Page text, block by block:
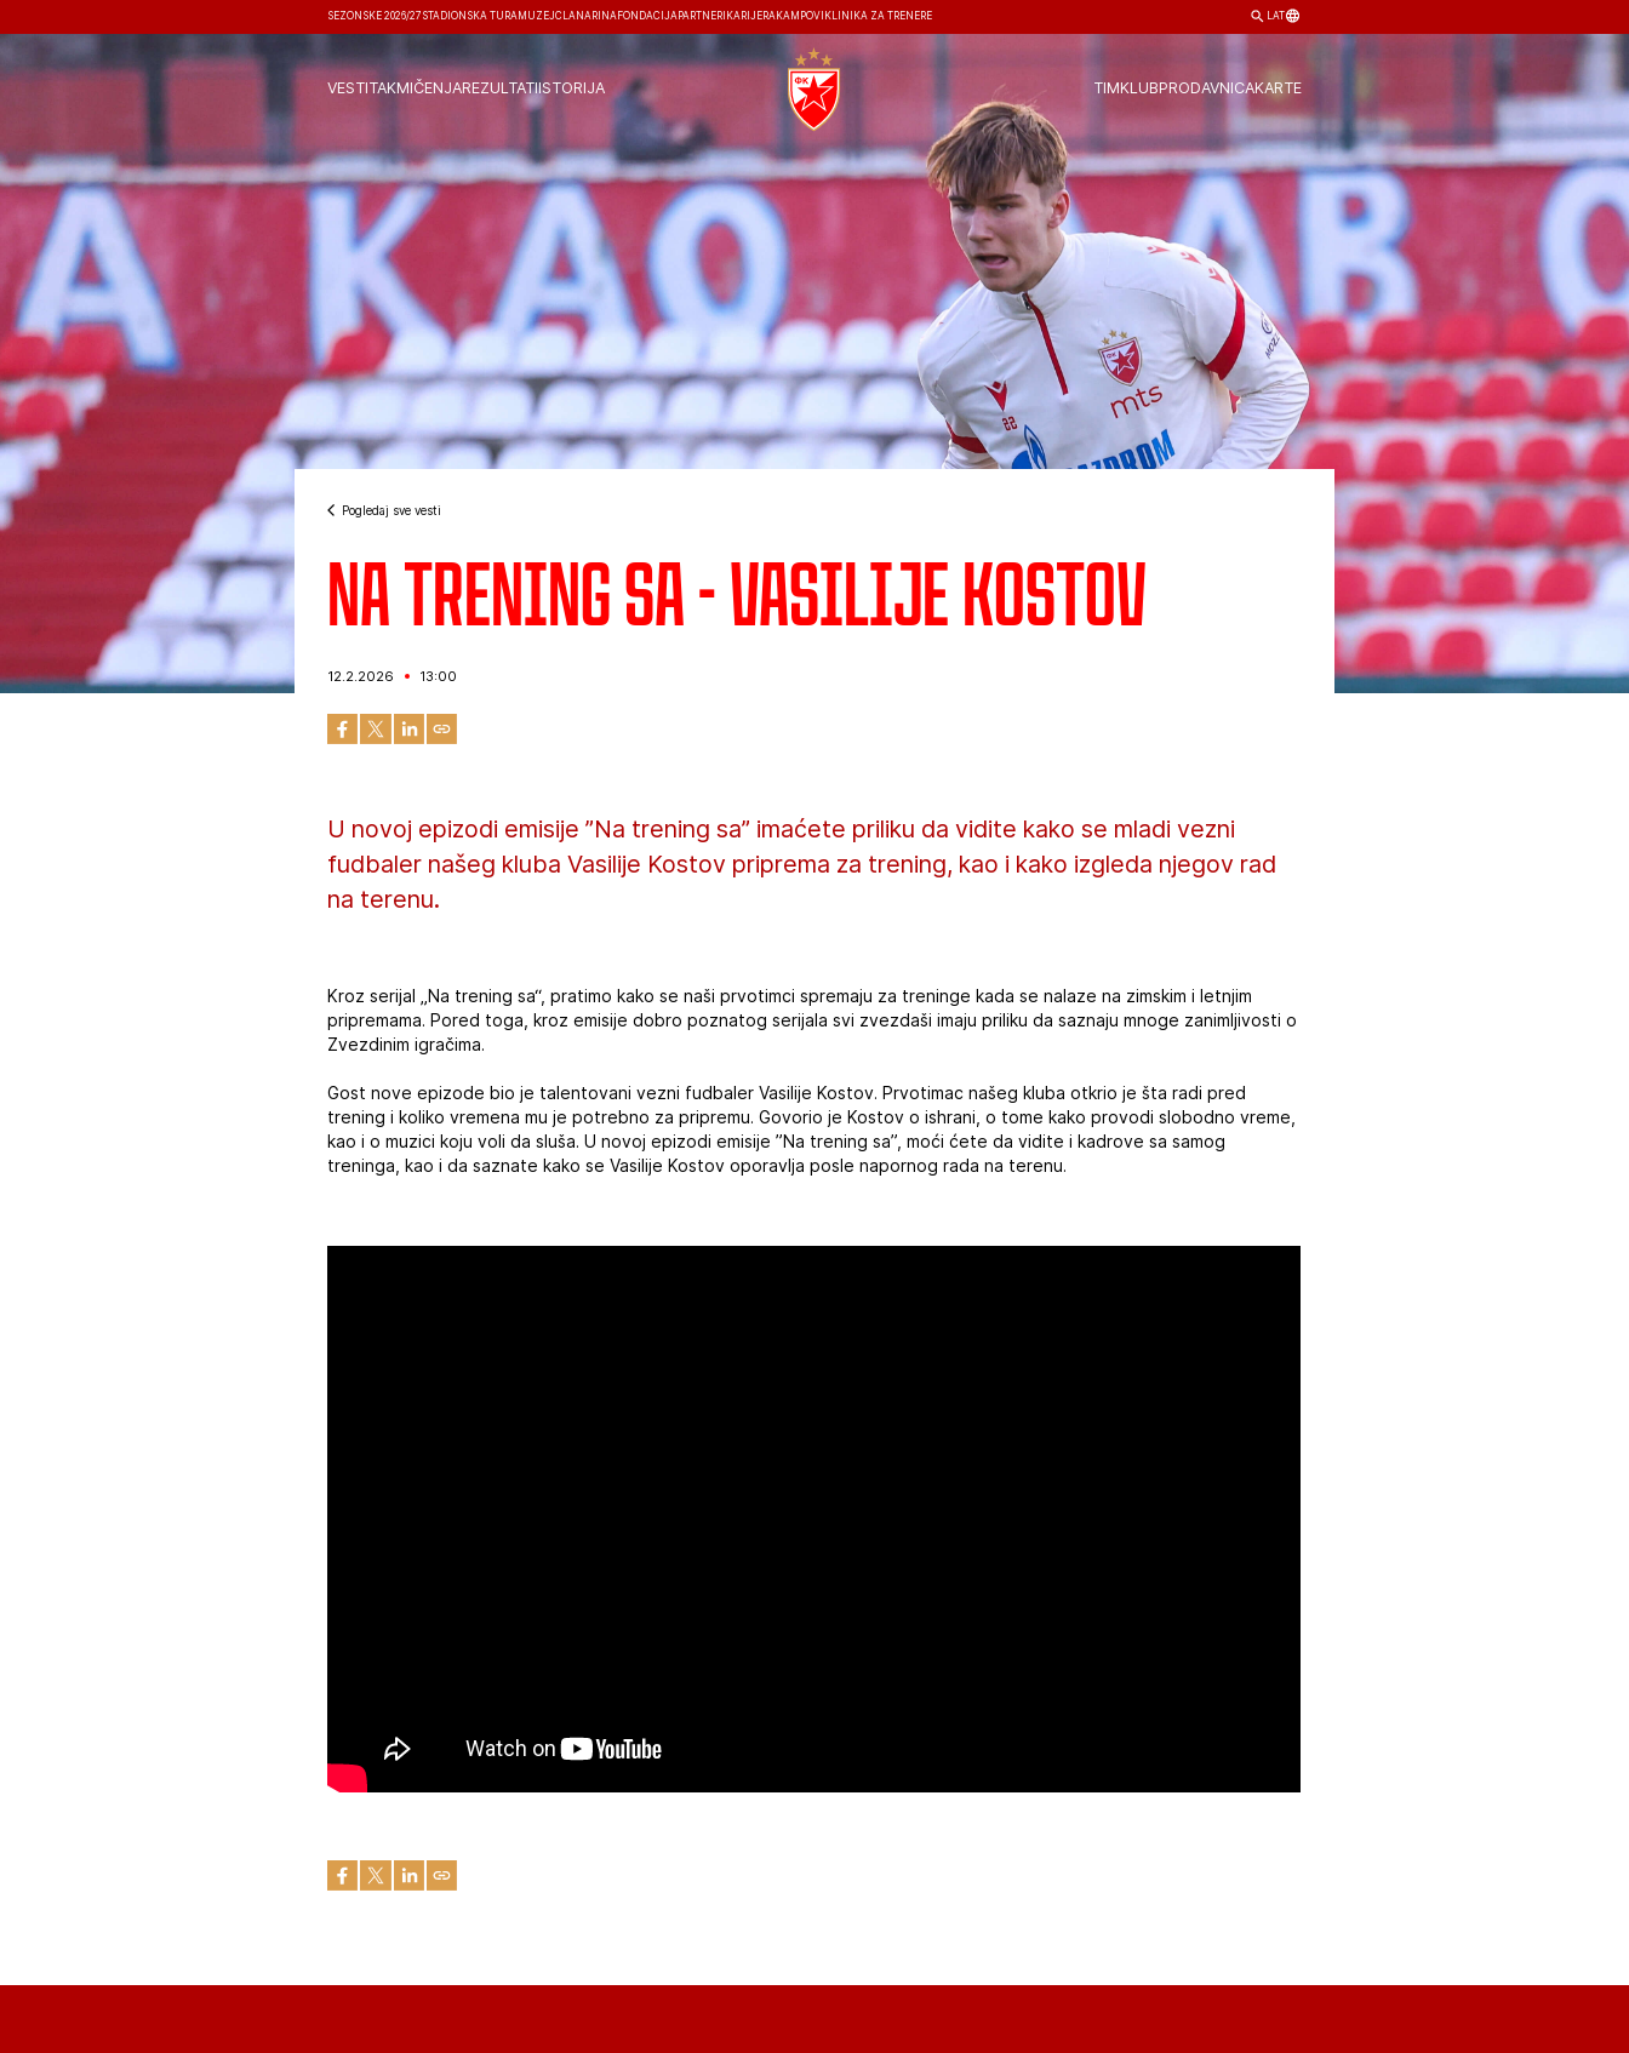
SEZONSKE 2026/27 STADIONSKA TURA MUZEJČLANARINA FONDACIJA PARTNERI KARIJERA KAMPOVI KLINIKA ZA TRENERE LAT
VESTITAKMIČENJAREZULTATIISTORIJA TIMKLUBPRODAVNICAKARTE
Pogledaj sve vesti
Na trening sa - Vasilije Kostov
12.2.2026 13:00
U novoj epizodi emisije ”Na trening sa” imaćete priliku da vidite kako se mladi vezni
fudbaler našeg kluba Vasilije Kostov priprema za trening, kao i kako izgleda njegov rad
na terenu.
Kroz serijal „Na trening sa“, pratimo kako se naši prvotimci spremaju za treninge kada se nalaze na zimskim i letnjim
pripremama. Pored toga, kroz emisije dobro poznatog serijala svi zvezdaši imaju priliku da saznaju mnoge zanimljivosti o
Zvezdinim igračima.
Gost nove epizode bio je talentovani vezni fudbaler Vasilije Kostov. Prvotimac našeg kluba otkrio je šta radi pred
trening i koliko vremena mu je potrebno za pripremu. Govorio je Kostov o ishrani, o tome kako provodi slobodno vreme,
kao i o muzici koju voli da sluša. U novoj epizodi emisije ”Na trening sa”, moći ćete da vidite i kadrove sa samog
treninga, kao i da saznate kako se Vasilije Kostov oporavlja posle napornog rada na terenu.